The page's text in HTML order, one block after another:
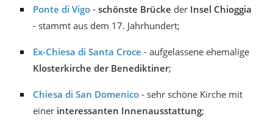
Ponte di Vigo - schönste Brücke der Insel Chioggia
- stammt aus dem 17. Jahrhundert;
Ex-Chiesa di Santa Croce - aufgelassene ehemalige
Klosterkirche der Benediktiner;
Chiesa di San Domenico - sehr schöne Kirche mit
einer interessanten Innenausstattung;